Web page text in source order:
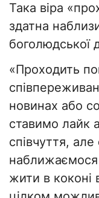
Така віра
здатна
боголюдської
«Проходить
новинах або
ставимо лайк
співчуття,
жити в коконі